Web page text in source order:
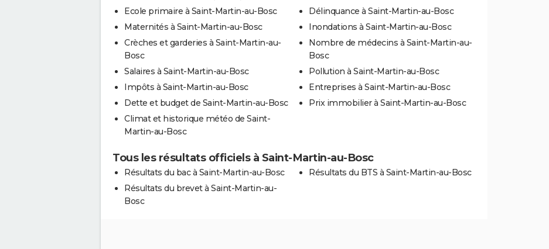
Ecole primaire à Saint-Martin-au-Bosc
Maternités à Saint-Martin-au-Bosc
Crèches et garderies à Saint-Martin-au-
Bosc
Salaires à Saint-Martin-au-Bosc
Impôts à Saint-Martin-au-Bosc
Dette et budget de Saint-Martin-au-Bosc
Climat et historique météo de Saint-
Martin-au-Bosc
Délinquance à Saint-Martin-au-Bosc
Inondations à Saint-Martin-au-Bosc
Nombre de médecins à Saint-Martin-au-
Bosc
Pollution à Saint-Martin-au-Bosc
Entreprises à Saint-Martin-au-Bosc
Prix immobilier à Saint-Martin-au-Bosc
Tous les résultats officiels à Saint-Martin-au-Bosc
Résultats du bac à Saint-Martin-au-Bosc
Résultats du brevet à Saint-Martin-au-
Bosc
Résultats du BTS à Saint-Martin-au-Bosc